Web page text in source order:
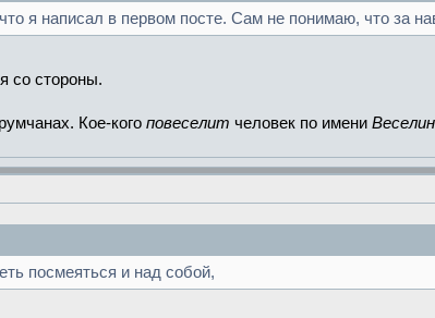
я написал в первом посте. Сам не понимаю, что за
со стороны.
Кое-кого повеселит человек по имени Веселин
посмеяться и над собой,